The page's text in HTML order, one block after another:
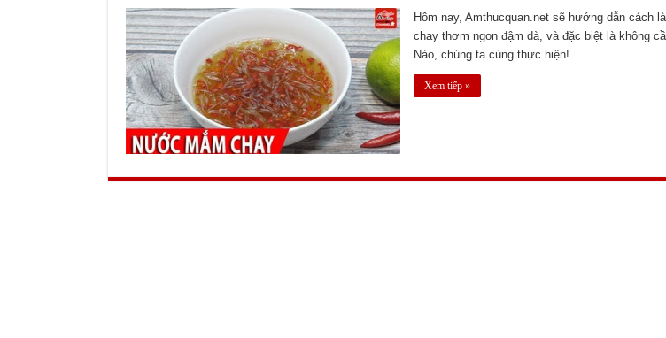
Hôm nay, Amthucquan.net sẽ hướng dẫn cách
chay thơm ngon đậm dà, và đặc biệt là không
Nào, chúng ta cùng thực hiện!
Xem tiếp »